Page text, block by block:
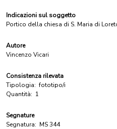
Indicazioni sul soggetto
Portico della chiesa di S. Maria di
Autore
Vincenzo Vicari
Consistenza rilevata
Tipologia: fototipo/i
Quantità: 1
Segnature
Segnatura: MS 344